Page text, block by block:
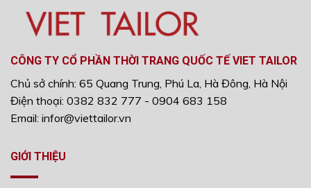
CÔNG TY CỔ PHẦN THỜI TRANG QUỐC TẾ VIET TAILOR
Chủ sở chính: 65 Quang Trung, Phú La, Hà Đông, Hà Nội
Điện thoại: 0382 832 777 - 0904 683 158
Email: infor@viettailor.vn
GIỚI THIỆU